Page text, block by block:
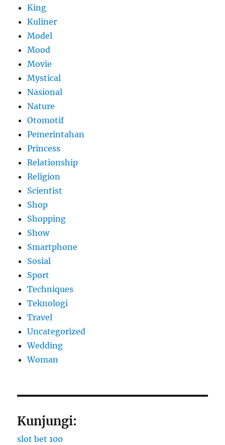
King
Kuliner
Model
Mood
Movie
Mystical
Nasional
Nature
Otomotif
Pemerintahan
Princess
Relationship
Religion
Scientist
Shop
Shopping
Show
Smartphone
Sosial
Sport
Techniques
Teknologi
Travel
Uncategorized
Wedding
Woman
Kunjungi:
slot bet 100